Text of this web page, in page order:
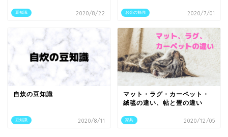
豆知識 2020/8/22 お金の勉強 2020/7/01
豆知識
自炊の豆知識
2020/8/11 家具
マット・ラグ・カーペット・
絨毯の違い、帖と畳の違い
2020/12/05